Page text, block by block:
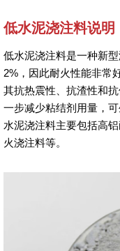
低水泥浇注料说明
低水泥浇注料是一种新
2%，因此耐火性能非常
其抗热震性、抗渣性和
一步减少粘结剂用量，
水泥浇注料主要包括高
火浇注料等。